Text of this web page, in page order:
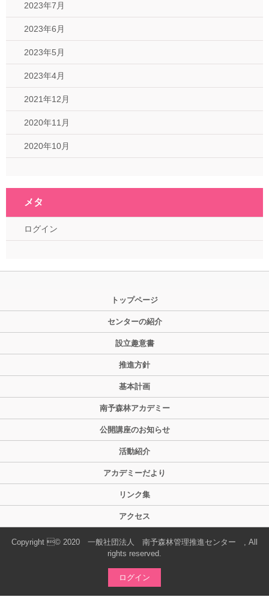
2023年7月
2023年6月
2023年5月
2023年4月
2021年12月
2020年11月
2020年10月
メタ
ログイン
トップページ
センターの紹介
設立趣意書
推進方針
基本計画
南予森林アカデミー
公開講座のお知らせ
活動紹介
アカデミーだより
リンク集
アクセス
Copyright © 2020 一般社団法人 南予森林管理推進センター , All
rights reserved.
ログイン